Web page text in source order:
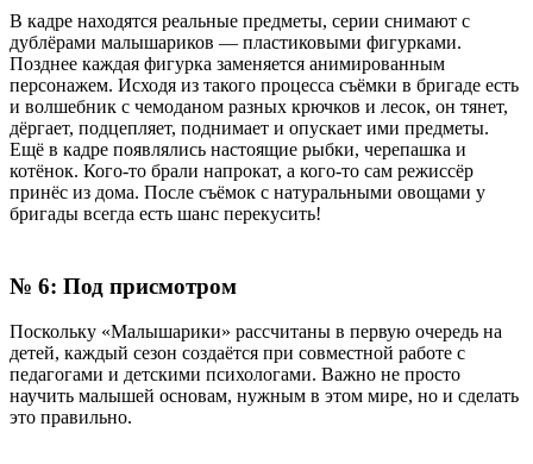
В кадре находятся реальные предметы, серии снимают с
дублёрами малышариков — пластиковыми фигурками.
Позднее каждая фигурка заменяется анимированным
персонажем. Исходя из такого процесса съёмки в бригаде есть
и волшебник с чемоданом разных крючков и лесок, он тянет,
дёргает, подцепляет, поднимает и опускает ими предметы.
Ещё в кадре появлялись настоящие рыбки, черепашка и
котёнок. Кого-то брали напрокат, а кого-то сам режиссёр
принёс из дома. После съёмок с натуральными овощами у
бригады всегда есть шанс перекусить!
№ 6: Под присмотром
Поскольку «Малышарики» рассчитаны в первую очередь на
детей, каждый сезон создаётся при совместной работе с
педагогами и детскими психологами. Важно не просто
научить малышей основам, нужным в этом мире, но и сделать
это правильно.